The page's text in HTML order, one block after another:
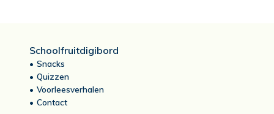
Schoolfruitdigibord
Snacks
Quizzen
Voorleesverhalen
Contact